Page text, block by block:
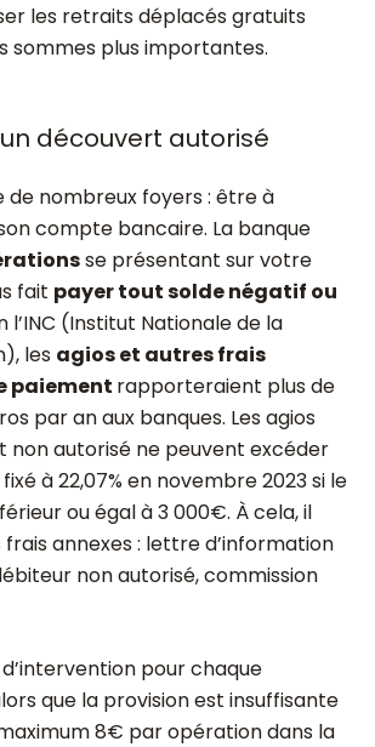
les retraits déplacés gratuits
sommes plus importantes.
découvert autorisé
de nombreux foyers : être à
compte bancaire. La banque
se présentant sur votre
fait payer tout solde négatif ou
l’INC (Institut Nationale de la
les agios et autres frais
paiement rapporteraient plus de
par an aux banques. Les agios
non autorisé ne peuvent excéder
fixé à 22,07% en novembre 2023 si le
ou égal à 3 000€. À cela, il
annexes : lettre d’information
non autorisé, commission
pour chaque
que la provision est insuffisante
8€ par opération dans la